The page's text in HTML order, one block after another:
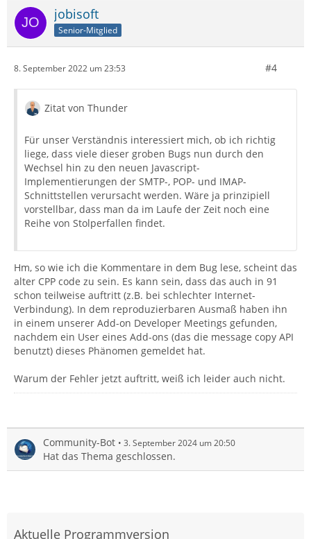
jobisoft
Senior-Mitglied
8. September 2022 um 23:53 #4
Zitat von Thunder
Für unser Verständnis interessiert mich, ob ich richtig
liege, dass viele dieser groben Bugs nun durch den
Wechsel hin zu den neuen Javascript-
Implementierungen der SMTP-, POP- und IMAP-
Schnittstellen verursacht werden. Wäre ja prinzipiell
vorstellbar, dass man da im Laufe der Zeit noch eine
Reihe von Stolperfallen findet.
Hm, so wie ich die Kommentare in dem Bug lese, scheint das
alter CPP code zu sein. Es kann sein, dass das auch in 91
schon teilweise auftritt (z.B. bei schlechter Internet-
Verbindung). In dem reproduzierbaren Ausmaß haben ihn
in einem unserer Add-on Developer Meetings gefunden,
nachdem ein User eines Add-ons (das die message copy API
benutzt) dieses Phänomen gemeldet hat.
Warum der Fehler jetzt auftritt, weiß ich leider auch nicht.
Community-Bot 3. September 2024 um 20:50
Hat das Thema geschlossen.
Aktuelle Programmversion